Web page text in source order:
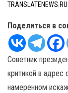
TRANSLATENEWS.RU
Поделиться в
Советник
критикой в адрес
намеренном